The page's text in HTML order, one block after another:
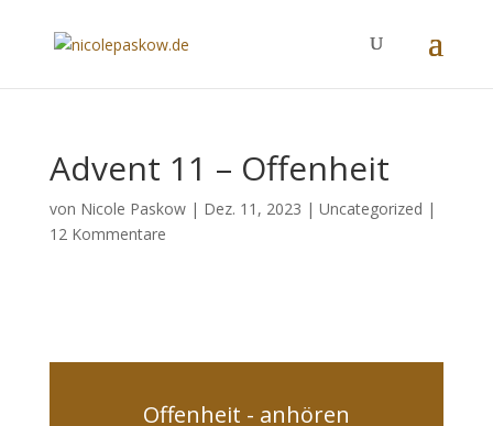
Advent 11 – Offenheit
von Nicole Paskow| Dez. 11, 2023 | Uncategorized |
12 Kommentare
Offenheit - anhören